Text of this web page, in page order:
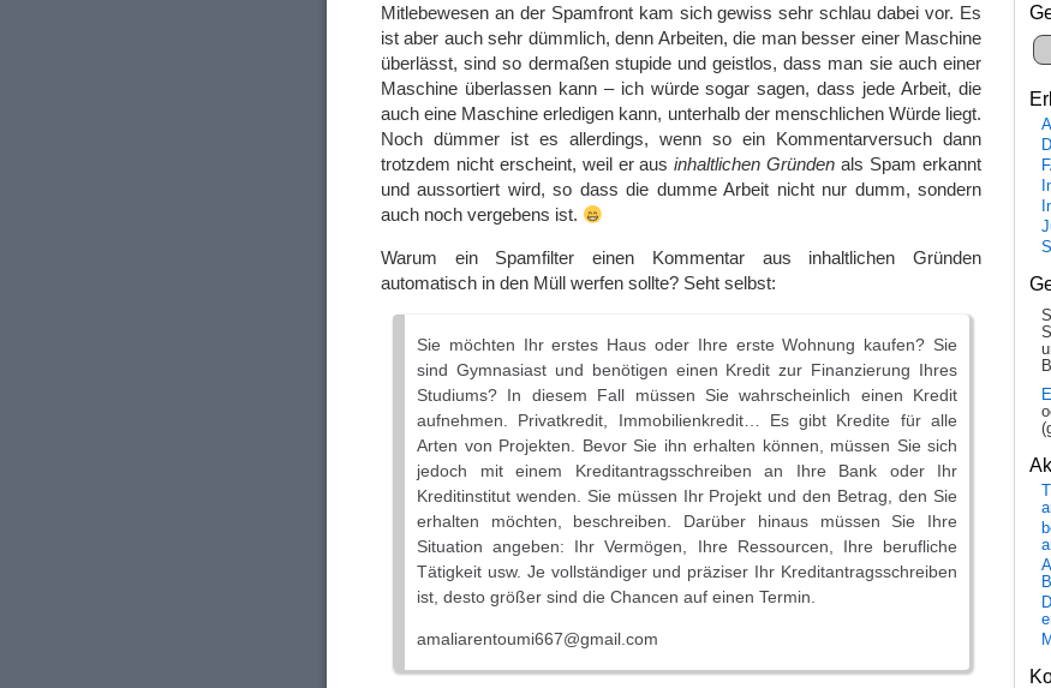
Mitlebewesen an der Spamfront kam sich gewiss sehr schlau dabei vor. Es
ist aber auch sehr dümmlich, denn Arbeiten, die man besser einer Maschine
überlässt, sind so dermaßen stupide und geistlos, dass man sie auch einer
Maschine überlassen kann – ich würde sogar sagen, dass jede Arbeit, die
auch eine Maschine erledigen kann, unterhalb der menschlichen Würde liegt.
Noch dümmer ist es allerdings, wenn so ein Kommentarversuch dann
trotzdem nicht erscheint, weil er ausinhaltlichen Gründen als Spam erkannt
und aussortiert wird, so dass die dumme Arbeit nicht nur dumm, sondern
auch noch vergebens ist.
Warum ein Spamfilter einen Kommentar aus inhaltlichen Gründen
automatisch in den Müll werfen sollte? Seht selbst:
Sie möchten Ihr erstes Haus oder Ihre erste Wohnung kaufen? Sie
sind Gymnasiast und benötigen einen Kredit zur Finanzierung Ihres
Studiums? In diesem Fall müssen Sie wahrscheinlich einen Kredit
aufnehmen. Privatkredit, Immobilienkredit… Es gibt Kredite für alle
Arten von Projekten. Bevor Sie ihn erhalten können, müssen Sie sich
jedoch mit einem Kreditantragsschreiben an Ihre Bank oder Ihr
Kreditinstitut wenden. Sie müssen Ihr Projekt und den Betrag, den Sie
erhalten möchten, beschreiben. Darüber hinaus müssen Sie Ihre
Situation angeben: Ihr Vermögen, Ihre Ressourcen, Ihre berufliche
Tätigkeit usw. Je vollständiger und präziser Ihr Kreditantragsschreiben
ist, desto größer sind die Chancen auf einen Termin.
amaliarentoumi667@gmail.com